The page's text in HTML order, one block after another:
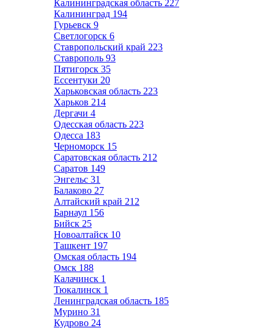
Калининградская область 227
Калининград 194
Гурьевск 9
Светлогорск 6
Ставропольский край 223
Ставрополь 93
Пятигорск 35
Ессентуки 20
Харьковская область 223
Харьков 214
Дергачи 4
Одесская область 223
Одесса 183
Черноморск 15
Саратовская область 212
Саратов 149
Энгельс 31
Балаково 27
Алтайский край 212
Барнаул 156
Бийск 25
Новоалтайск 10
Ташкент 197
Омская область 194
Омск 188
Калачинск 1
Тюкалинск 1
Ленинградская область 185
Мурино 31
Кудрово 24